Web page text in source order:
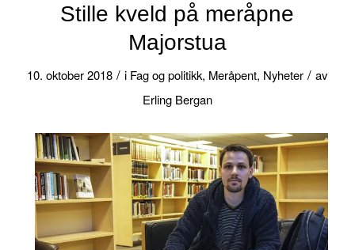
Stille kveld på meråpne
Majorstua
10. oktober 2018 / i Fag og politikk, Meråpent, Nyheter / av
Erling Bergan